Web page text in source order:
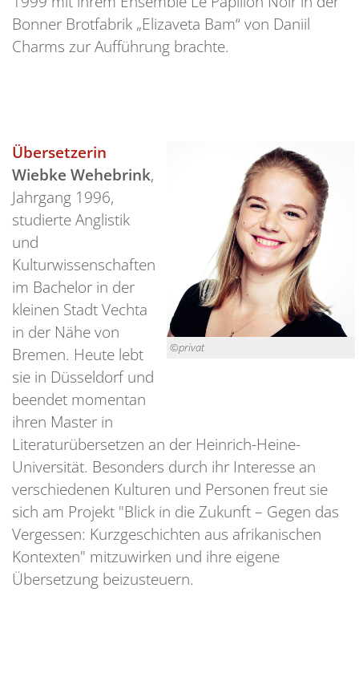
Bonner Brotfabrik „Elizaveta Bam“ von Daniil
Charms zur Aufführung brachte.
©privat
Übersetzerin
Wiebke Wehebrink,
Jahrgang 1996,
studierte Anglistik
und
Kulturwissenschaften
im Bachelor in der
kleinen Stadt Vechta
in der Nähe von
Bremen. Heute lebt
sie in Düsseldorf und
beendet momentan
ihren Master in
Literaturübersetzen an der Heinrich-Heine-
Universität. Besonders durch ihr Interesse an
verschiedenen Kulturen und Personen freut sie
sich am Projekt "Blick in die Zukunft – Gegen das
Vergessen: Kurzgeschichten aus afrikanischen
Kontexten" mitzuwirken und ihre eigene
Übersetzung beizusteuern.